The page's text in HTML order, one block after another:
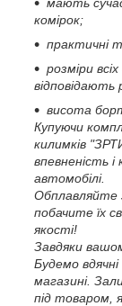
комірок;
практичні
розміри
відповідають
висота
Купуючи
килимків
впевненість
Обплавляйте
побачите їх
якості!
Завдяки
Будемо
магазині.
під